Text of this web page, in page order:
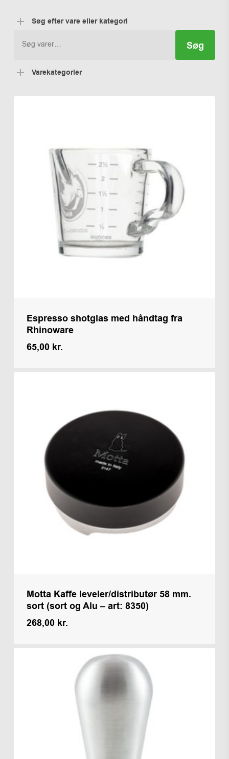
Søg efter vare eller kategori
efter:
Søg
Varekategorier
Espresso shotglas med håndtag fra
Rhinoware
65,00 kr.
Motta Kaffe leveler/distributør 58 mm.
sort (sort og Alu – art: 8350)
268,00 kr.